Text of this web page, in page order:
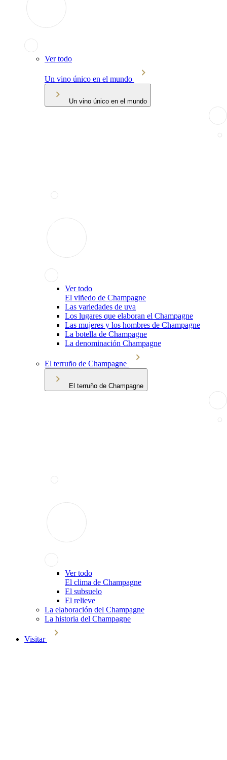
Ver todo
Un vino único en el mundo
Un vino único en el mundo
Ver todo
El viñedo de Champagne
Las variedades de uva
Los lugares que elaboran el Champagne
Las mujeres y los hombres de Champagne
La botella de Champagne
La denominación Champagne
El terruño de Champagne
El terruño de Champagne
Ver todo
El clima de Champagne
El subsuelo
El relieve
La elaboración del Champagne
La historia del Champagne
Visitar